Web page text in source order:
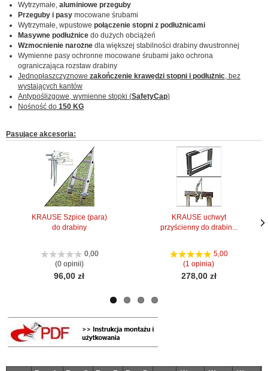
Wytrzymałe, aluminiowe przeguby
Przeguby i pasy mocowane śrubami
Wytrzymałe, wpustowe połączenie stopni z podłużnicami
Masywne podłużnice do dużych obciążeń
Wzmocnienie narożne dla większej stabilności drabiny dwustronnej
Wymienne pasy ochronne mocowane śrubami jako ochrona
ograniczająca rozstaw drabiny
Jednopłaszczyznowe zakończenie krawędzi stopni i podłużnic, bez
wystających kantów
Antypoślizgowe, wymienne stopki (SafetyCap)
Nośność do 150 KG
Pasujące akcesoria:
KRAUSE Szpice (para)
do drabiny
0,00
(0 opinii)
96,00 zł
KRAUSE uchwyt
przyścienny do drabin...
5,00
(1 opinia)
278,00 zł